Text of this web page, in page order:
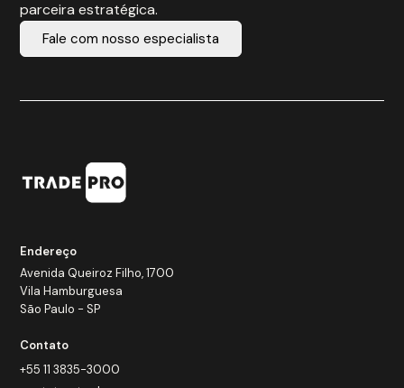
parceira estratégica.
Fale com nosso especialista
Endereço
Avenida Queiroz Filho, 1700
Vila Hamburguesa
São Paulo - SP
Contato
+55 11 3835-3000